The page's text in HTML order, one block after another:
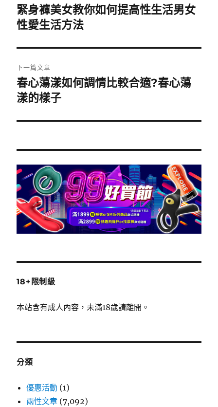
章
導
覽
上
一
文
章:
緊身褲美女教你如何提高性生活男女
性愛生活方法
下一篇文章
下
一
文
春心蕩漾如何調情比較合適?春心蕩
漾的樣子
18+限制級
本站含有成人內容，未滿18歲請離開。
分類
優惠活動 (1)
兩性文章 (7,092)